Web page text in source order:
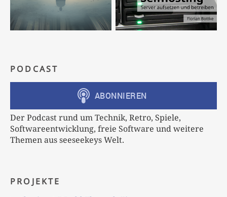
PODCAST
Der Podcast rund um Technik, Retro, Spiele,
Softwareentwicklung, freie Software und weitere
Themen aus seeseekeys Welt.
PROJEKTE